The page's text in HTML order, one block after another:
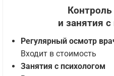
и занятия
Регулярный осмотр
Входит в стоимость
Занятия с психологом